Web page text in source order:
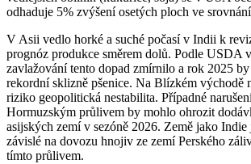
odhaduje 5% zvýšení osetých ploch ve
V Asii vedlo horké a suché počasí v Indii k
prognóz produkce směrem dolů. Podle USDA
zavlažování tento dopad zmírnilo a rok 2025
rekordní sklizně pšenice. Na Blízkém východě
riziko geopolitická nestabilita. Případné
Hormuzským průlivem by mohlo ohrozit
asijských zemí v sezóně 2026. Země jako Indie
závislé na dovozu hnojiv ze zemí Perského
tímto průlivem.